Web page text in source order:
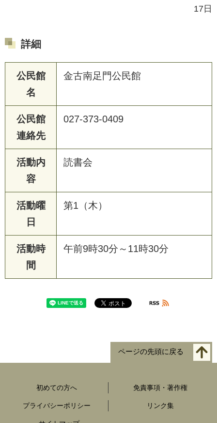
17日
詳細
公民館
名
金古南足門公民館
公民館
連絡先
027-373-0409
活動内
容
読書会
活動曜
日
第1（木）
活動時
間
午前9時30分～11時30分
ページの先頭に戻る
初めての方へ 免責事項・著作権
プライバシーポリシー リンク集